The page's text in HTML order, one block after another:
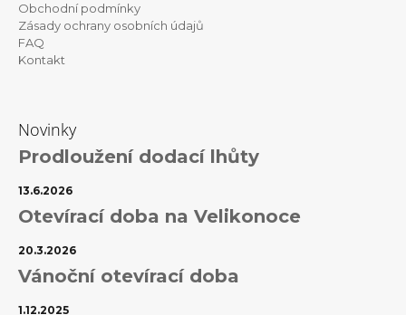
Obchodní podmínky
Zásady ochrany osobních údajů
FAQ
Kontakt
Novinky
Prodloužení dodací lhůty
13.6.2026
Otevírací doba na Velikonoce
20.3.2026
Vánoční otevírací doba
1.12.2025